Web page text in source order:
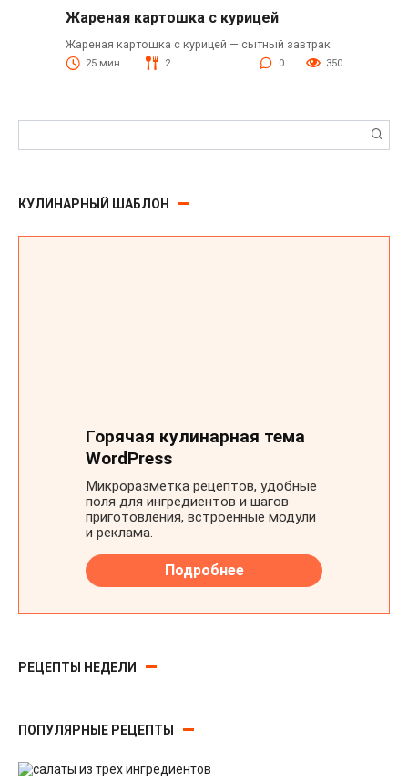
Жареная картошка с курицей
Жареная картошка с курицей — сытный завтрак
25 мин. 2 0 350
КУЛИНАРНЫЙ ШАБЛОН
РЕЦЕПТЫ НЕДЕЛИ
ПОПУЛЯРНЫЕ РЕЦЕПТЫ